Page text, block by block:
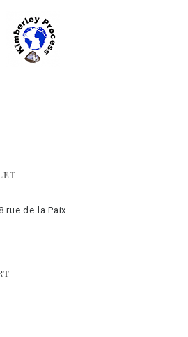
rue de la Paix